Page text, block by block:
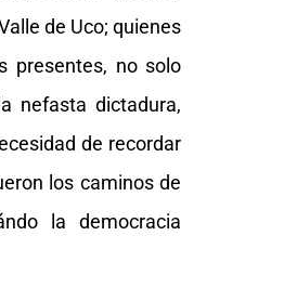
de Uco; quienes
presentes, no solo
nefasta dictadura,
de recordar
los caminos de
la democracia